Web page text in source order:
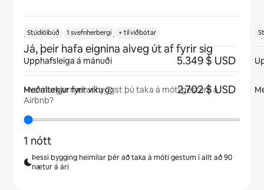
Munu gestir hafa eignina út af fyrir sig?
Já, þeir hafa eignina alveg út af fyrir sig
Hve margar nætur hyggst þú taka á móti gestum á
Airbnb?
1 nótt
Þessi bygging heimilar þér að taka á móti gestum í allt að 90
nætur á ári
Stúdíóíbúð 1 svefnherbergi + til viðbótar
Upphafsleiga á mánuði 5.349 $ USD
Meðaltekjur fyrirviku 2.702 $ USD